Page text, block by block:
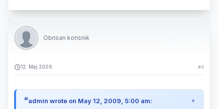
Obrisan korisnik
12. Maj 2009. #3
admin wrote on May 12, 2009, 5:00 am: